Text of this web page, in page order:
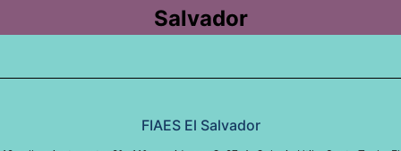
Salvador
FIAES El Salvador